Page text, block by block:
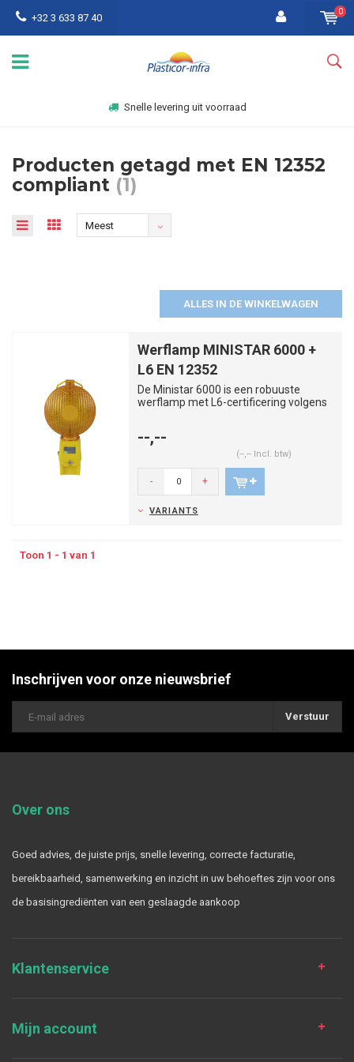
+32 3 633 87 40
0
Snelle levering uit voorraad
Producten getagd met EN 12352
compliant (1)
Meest
ALLES IN DE WINKELWAGEN
Werflamp MINISTAR 6000 +
L6 EN 12352
De Ministar 6000 is een robuuste
werflamp met L6-certificering volgens
--,--
(--,-- Incl. btw)
- +
VARIANTS
Toon 1 - 1 van 1
Inschrijven voor onze nieuwsbrief
Verstuur
Over ons
Goed advies, de juiste prijs, snelle levering, correcte facturatie,
bereikbaarheid, samenwerking en inzicht in uw behoeftes zijn voor ons
de basisingrediënten van een geslaagde aankoop
Klantenservice
Mijn account